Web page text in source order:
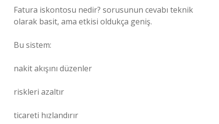
Fatura iskontosu nedir? sorusunun cevabı teknik
olarak basit, ama etkisi oldukça geniş.
Bu sistem:
nakit akışını düzenler
riskleri azaltır
ticareti hızlandırır